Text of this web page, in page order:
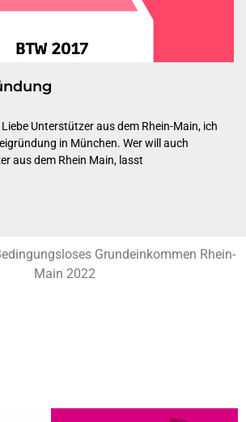
Unterstützer aus dem Rhein-Main, ich
in München. Wer will auch
aus dem Rhein Main, lasst
Grundeinkommen Rhein-
Main 2022